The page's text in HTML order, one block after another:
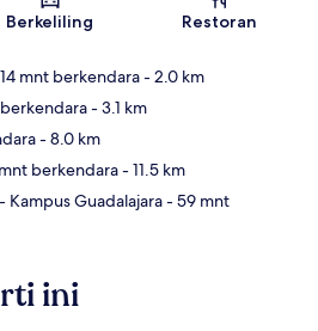
Peta
Berkeliling Restoran
mnt berkendara- 2.0 km
- 3.1 km
- 8.0 km
berkendara- 11.5 km
Guadalajara- 59 mnt
ini